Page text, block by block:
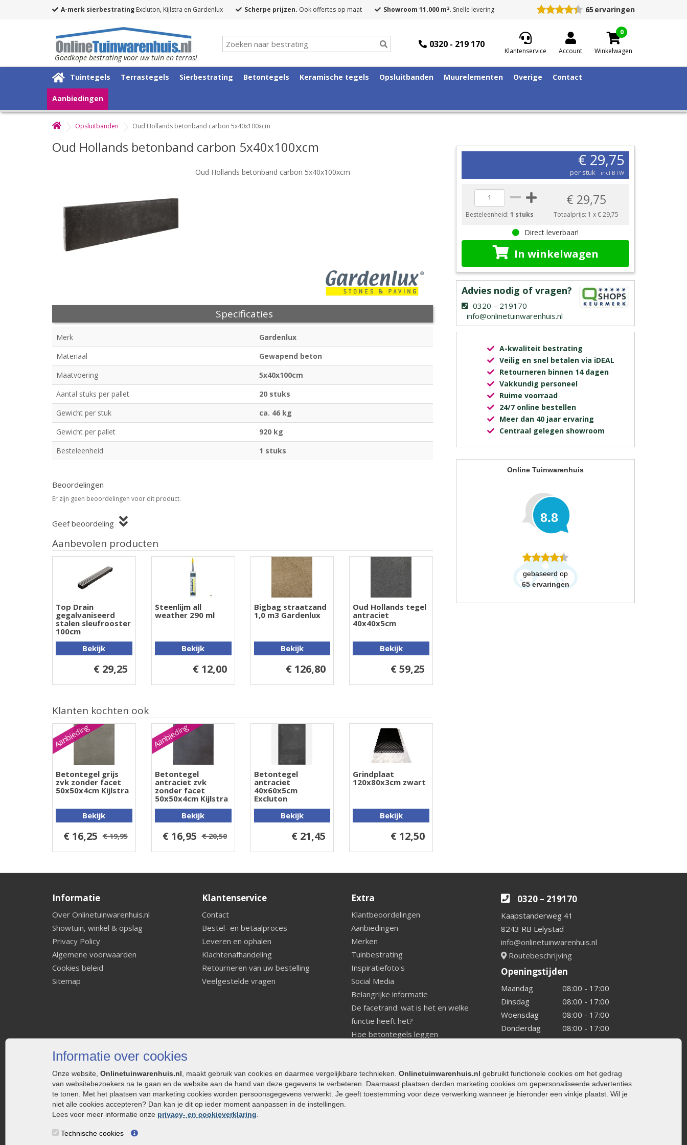
Informatie over cookies
Onze website, Onlinetuinwarenhuis.nl , maakt gebruik van cookies en daarmee vergelijkbare technieken. Onlinetuinwarenhuis.nl gebruikt functionele cookies om het gedrag
van websitebezoekers na te gaan en de website aan de hand van deze gegevens te verbeteren. Daarnaast plaatsen derden marketing cookies om gepersonaliseerde advertenties
te tonen. Met het plaatsen van marketing cookies worden persoonsgegevens verwerkt. Je geeft toestemming voor deze verwerking wanneer je hieronder een vinkje plaatst. Wil je
niet alle cookies accepteren? Dan kan je dit op ieder moment aanpassen in de instellingen.
Lees voor meer informatie onze privacy- en cookieverklaring
Technische cookies
A-merk sierbestrating Excluton, Kijlstra en Gardenlux Scherpe prijzen. Ook offertes op maat Showroom 11.000 m2. Snelle levering 65 ervaringen
Goedkope bestrating voor uw tuin en terras!
0320 - 219 170
Klantenservice Account
0
Winkelwagen
Tuintegels Terrastegels Sierbestrating Betontegels Keramische tegels Opsluitbanden Muurelementen Overige Contact
Aanbiedingen
Opsluitbanden Oud Hollands betonband carbon 5x40x100xcm
Oud Hollands betonband carbon 5x40x100xcm
Oud Hollands betonband carbon 5x40x100xcm
Specificaties
Merk
Gardenlux
Materiaal
Gewapend beton
Maatvoering
5x40x100cm
Aantal stuks per pallet
20 stuks
Gewicht per stuk
ca. 46 kg
Gewicht per pallet
920 kg
Besteleenheid
1 stuks
Beoordelingen
Er zijn geen beoordelingen voor dit product.
Geef beoordeling
Aanbevolen producten
Top Drain
gegalvaniseerd
stalen sleufrooster
100cm
Bekijk
€ 29,25
Steenlijm all
weather 290 ml
Bekijk
€ 12,00
Bigbag straatzand
1,0 m3 Gardenlux
Bekijk
€ 126,80
Oud Hollands tegel
antraciet
40x40x5cm
Bekijk
€ 59,25
Klanten kochten ook
Aanbieding
Betontegel grijs
zvk zonder facet
50x50x4cm Kijlstra
Bekijk
€ 16,25 € 19,95
Aanbieding
Betontegel
antraciet zvk
zonder facet
50x50x4cm Kijlstra
Bekijk
€ 16,95 € 20,50
Betontegel
antraciet
40x60x5cm
Excluton
Bekijk
€ 21,45
Grindplaat
120x80x3cm zwart
Bekijk
€ 12,50
€ 29,75
per stuk incl BTW
Besteleenheid:1 stuks
€ 29,75
Totaalprijs: 1 x€ 29,75
Direct leverbaar!
In winkelwagen
Advies nodig of vragen?
0320 – 219170
info@onlinetuinwarenhuis.nl
A-kwaliteit bestrating
Veilig en snel betalen via iDEAL
Retourneren binnen 14 dagen
Vakkundig personeel
Ruime voorraad
24/7 online bestellen
Meer dan 40 jaar ervaring
Centraal gelegen showroom
Online Tuinwarenhuis
8.8
gebaseerd op
65 ervaringen
Informatie
Over Onlinetuinwarenhuis.nl
Showtuin, winkel & opslag
Privacy Policy
Algemene voorwaarden
Cookies beleid
Sitemap
Klantenservice
Contact
Bestel- en betaalproces
Leveren en ophalen
Klachtenafhandeling
Retourneren van uw bestelling
Veelgestelde vragen
Extra
Klantbeoordelingen
Aanbiedingen
Merken
Tuinbestrating
Inspiratiefoto's
Social Media
Belangrijke informatie
De facetrand: wat is het en welke
functie heeft het?
Hoe betontegels leggen
Welke tuinstijl past bij mij
Strakke tuin inrichten
Legverbanden gebakken bestrating
0320 – 219170
Kaapstanderweg 41
8243 RB Lelystad
info@onlinetuinwarenhuis.nl
Routebeschrijving
Openingstijden
Maandag
08:00 - 17:00
Dinsdag
08:00 - 17:00
Woensdag
08:00 - 17:00
Donderdag
08:00 - 17:00
Vrijdag
08:00 - 17:00